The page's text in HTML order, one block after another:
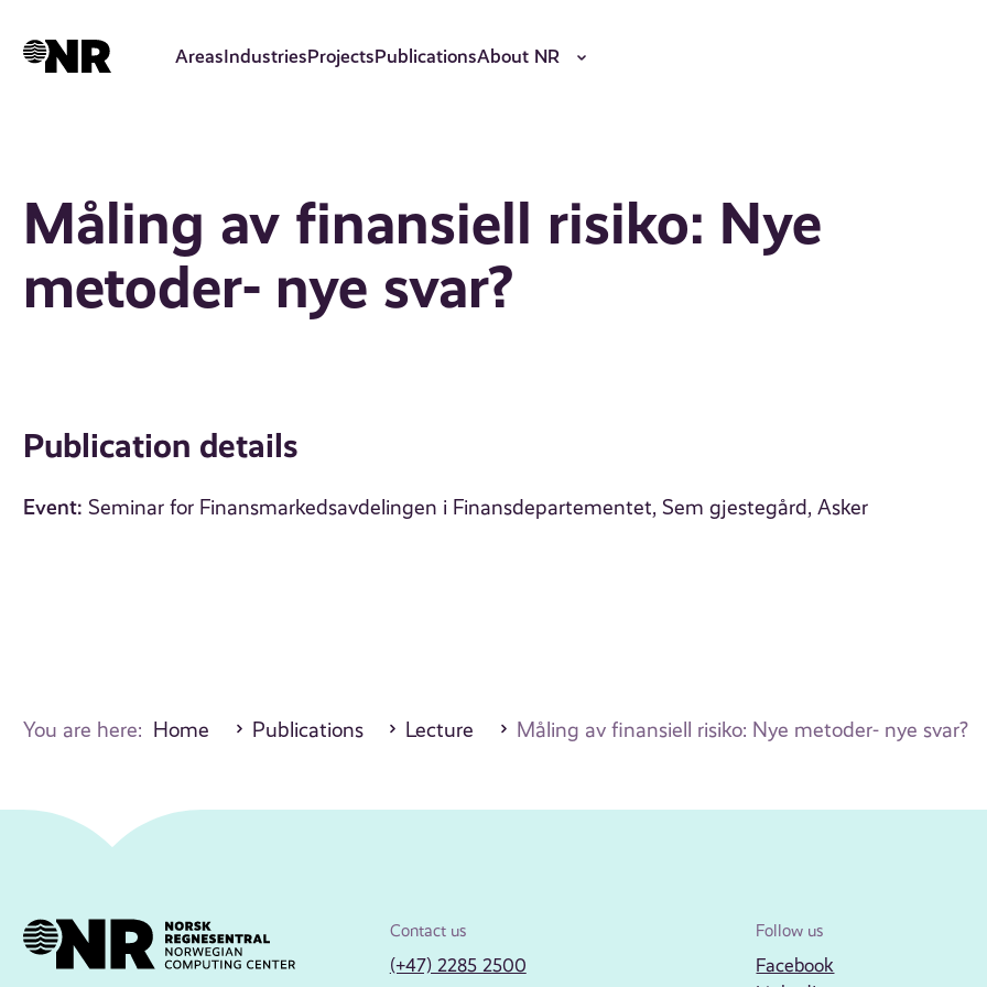
AreasIndustriesProjectsPublicationsAbout NR
Måling av finansiell risiko: Nye
metoder- nye svar?
Publication details
Event: Seminar for Finansmarkedsavdelingen i Finansdepartementet, Sem gjestegård, Asker
You are here: Home Publications Lecture Måling av finansiell risiko: Nye metoder- nye svar?
Contact us
(+47) 2285 2500
Follow us
Facebook